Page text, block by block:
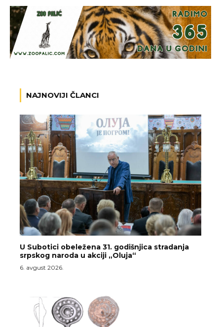
NAJNOVIJI ČLANCI
U Subotici obeležena 31. godišnjica stradanja
srpskog naroda u akciji „Oluja“
6. avgust 2026.